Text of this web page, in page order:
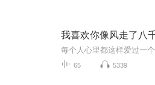
我喜欢你像风走了八
65 5339